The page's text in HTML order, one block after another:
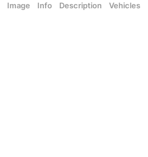
Image Info Description Vehicles